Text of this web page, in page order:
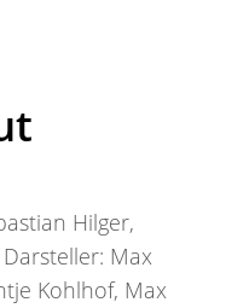
Hilger,
Max
Kohlhof, Max